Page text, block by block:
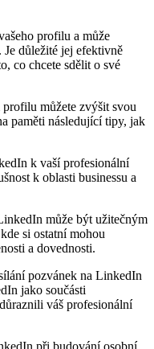
profilu a může
důležité jej efektivně
co chcete sdělit o své
můžete zvýšit svou
paměti následující tipy, jak
k vaší profesionální
k oblasti businessu a
může být užitečným
si ostatní mohou
a dovednosti.
pozvánek na LinkedIn
jako součásti
váš profesionální